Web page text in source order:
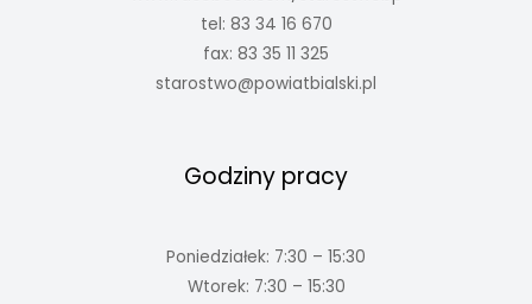
tel: 83 34 16 670
fax: 83 35 11 325
starostwo@powiatbialski.pl
Godziny pracy
Poniedziałek: 7:30 – 15:30
Wtorek: 7:30 – 15:30